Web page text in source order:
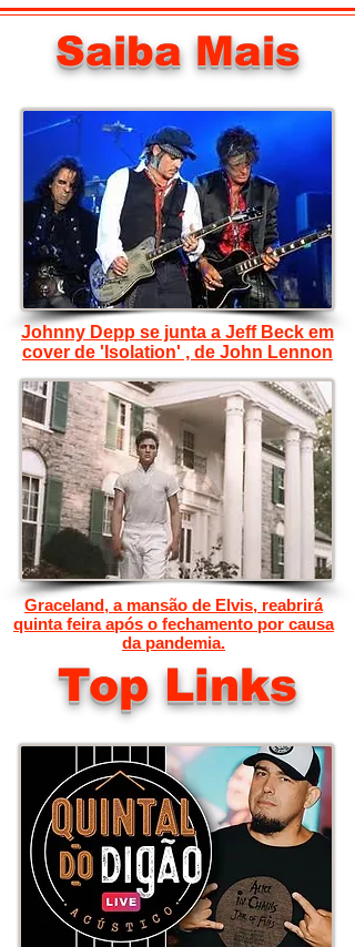
Saiba Mais
Johnny Depp se junta a Jeff Beck em
cover de 'Isolation' , de John Lennon
Graceland, a mansão de Elvis, reabrirá
quinta feira após o fechamento por causa
da pandemia.
Top Links